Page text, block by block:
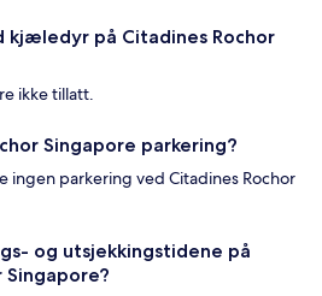
kjæledyr på Citadines Rochor
ikke tillatt.
Singapore parkering?
ingen parkering ved Citadines Rochor
og utsjekkingstidene på
Singapore?